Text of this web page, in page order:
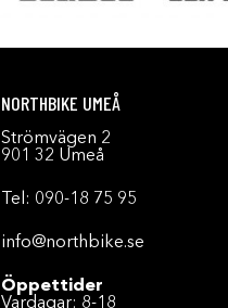
NORTHBIKE UMEÅ
Strömvägen 2
901 32 Umeå
Tel: 090-18 75 95
info@northbike.se
Öppettider
Vardagar: 8-18